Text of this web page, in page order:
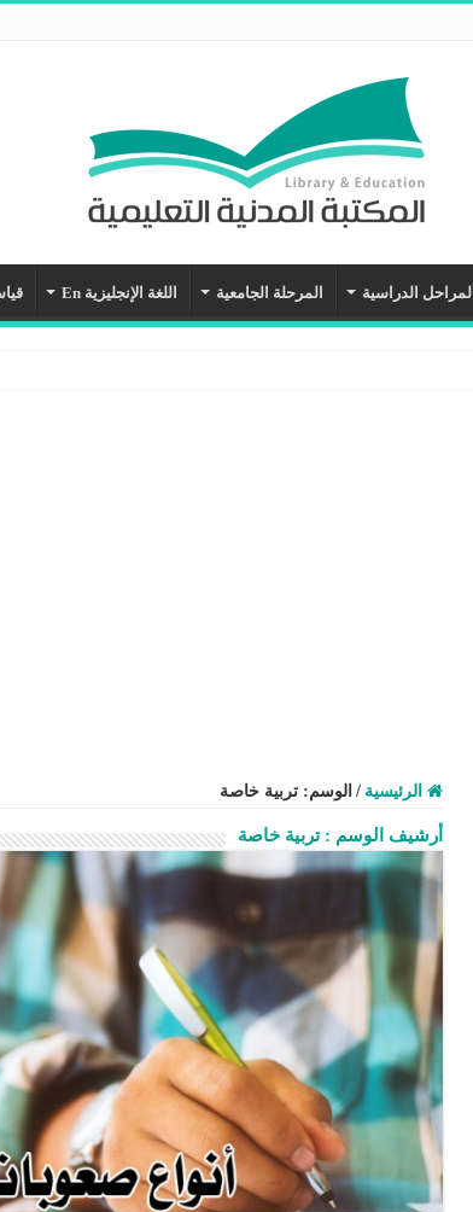
المراحل الدراسية المرحلة الجامعية اللغة الإنجليزية En
الرئيسية / الوسم: تربية خاصة
أرشيف الوسم :تربية خاصة